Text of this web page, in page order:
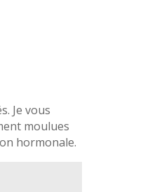
Je vous
moulues
hormonale.